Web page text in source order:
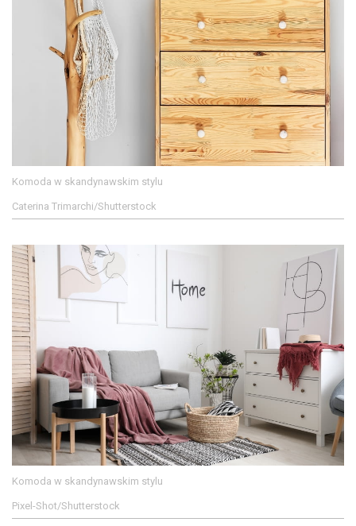
Komoda w skandynawskim stylu
Caterina Trimarchi/Shutterstock
Komoda w skandynawskim stylu
Pixel-Shot/Shutterstock